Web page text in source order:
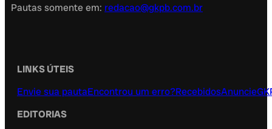
Pautas somente em: redacao@gkpb.com.br
LINKS ÚTEIS
Envie sua pautaEncontrou um erro?RecebidosAnuncie
EDITORIAS